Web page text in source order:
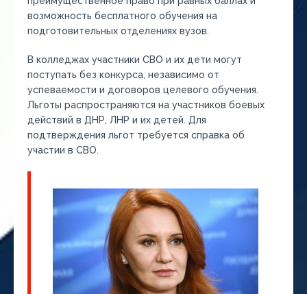
возможность бесплатного обучения на
подготовительных отделениях вузов.
В колледжах участники СВО и их дети могут
поступать без конкурса, независимо от
успеваемости и договоров целевого обучения.
Льготы распространяются на участников боевых
действий в ДНР, ЛНР и их детей. Для
подтверждения льгот требуется справка об
участии в СВО.